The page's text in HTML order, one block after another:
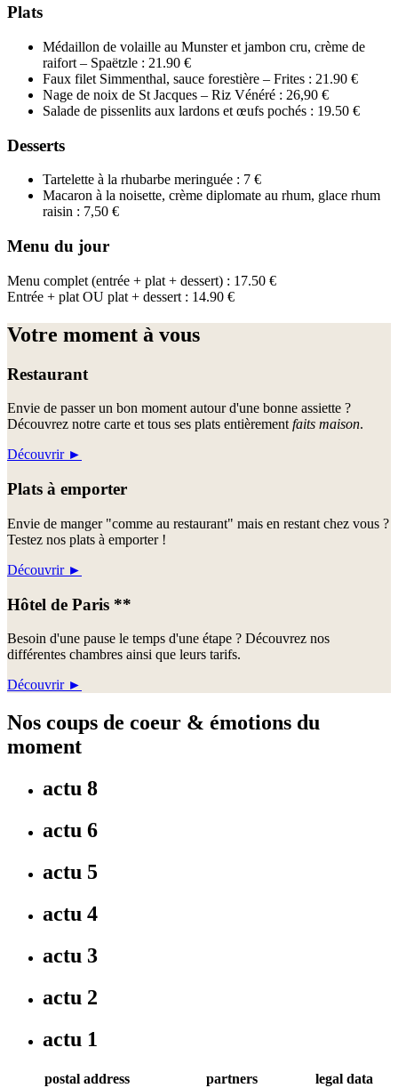
Plats
Médaillon de volaille au Munster et jambon cru, crème de
raifort – Spaëtzle : 21.90 €
Faux filet Simmenthal, sauce forestière – Frites : 21.90 €
Nage de noix de St Jacques – Riz Vénéré : 26,90 €
Salade de pissenlits aux lardons et œufs pochés : 19.50 €
Desserts
Tartelette à la rhubarbe meringuée : 7 €
Macaron à la noisette, crème diplomate au rhum, glace rhum
raisin : 7,50 €
Menu du jour
Menu complet (entrée + plat + dessert) : 17.50 €
Entrée + plat OU plat + dessert : 14.90 €
Votre moment à vous
Restaurant
Envie de passer un bon moment autour d'une bonne assiette ?
Découvrez notre carte et tous ses plats entièrement faits maison.
Découvrir►
Plats à emporter
Envie de manger "comme au restaurant" mais en restant chez vous ?
Testez nos plats à emporter !
Découvrir►
Hôtel de Paris **
Besoin d'une pause le temps d'une étape ? Découvrez nos
différentes chambres ainsi que leurs tarifs.
Découvrir►
Nos coups de coeur & émotions du
moment
actu 8
actu 6
actu 5
actu 4
actu 3
actu 2
actu 1
postal address partners legal data